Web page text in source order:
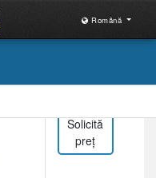
Română
Solicită
preț